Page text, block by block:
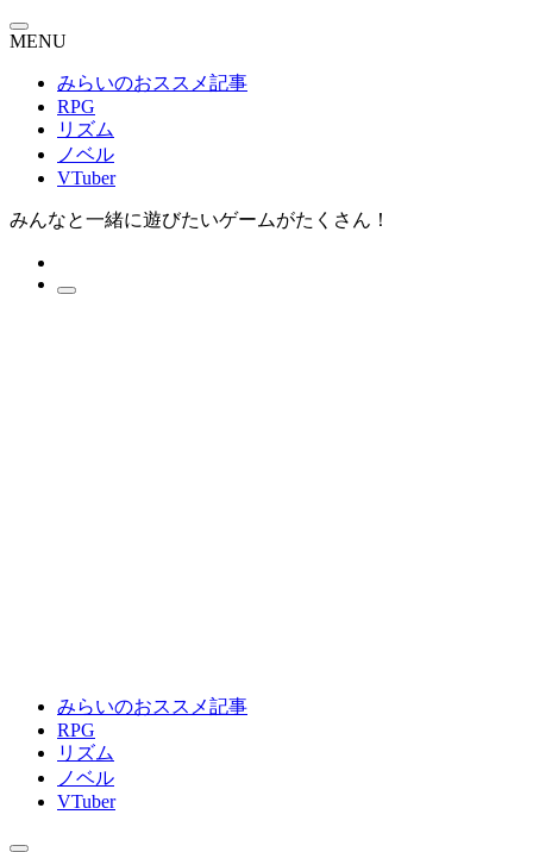
MENU
みらいのおススメ記事
RPG
リズム
ノベル
VTuber
みんなと一緒に遊びたいゲームがたくさん！
みらいのおススメ記事
RPG
リズム
ノベル
VTuber